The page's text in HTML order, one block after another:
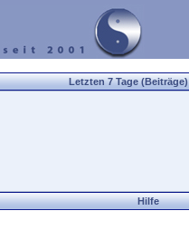
Letzten 7 Tage (Beiträge)
Hilfe